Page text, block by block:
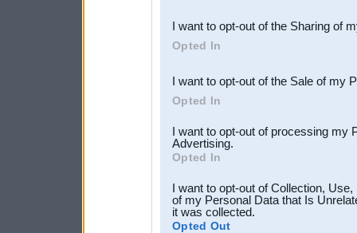
Downstream Participants
third parties.
I want to opt-out of the Sharing of
Opted In
I want to opt-out of the Sale of my
Opted In
I want to opt-out of processing my
Advertising.
Opted In
I want to opt-out of Collection,
of my Personal Data that Is
it was collected.
Opted Out